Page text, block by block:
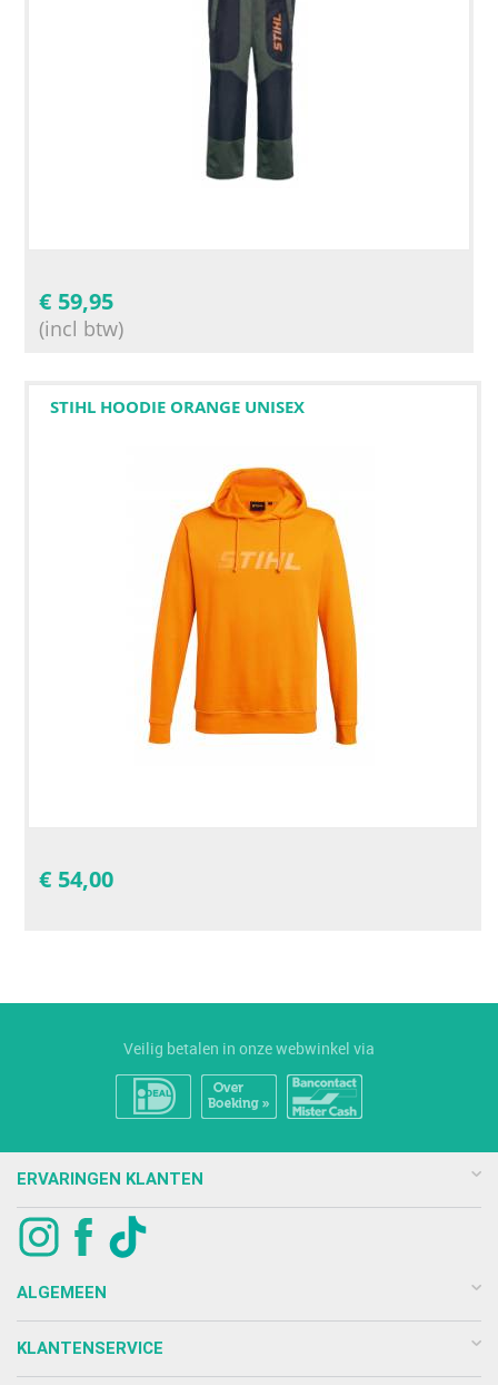
€ 59,95
(incl btw)
STIHL HOODIE ORANGE UNISEX
€ 54,00
Veilig betalen in onze webwinkel via
ERVARINGEN KLANTEN
ALGEMEEN
KLANTENSERVICE